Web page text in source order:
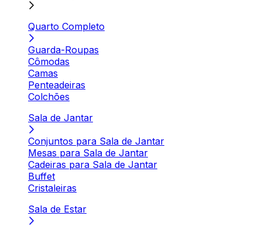
Quarto Completo
Guarda-Roupas
Cômodas
Camas
Penteadeiras
Colchões
Sala de Jantar
Conjuntos para Sala de Jantar
Mesas para Sala de Jantar
Cadeiras para Sala de Jantar
Buffet
Cristaleiras
Sala de Estar